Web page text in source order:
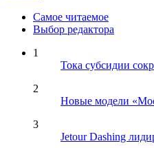
Самое читаемое
Выбор редактора
1
Тока субсидии
2
Новые модели
3
Jetour Dashing